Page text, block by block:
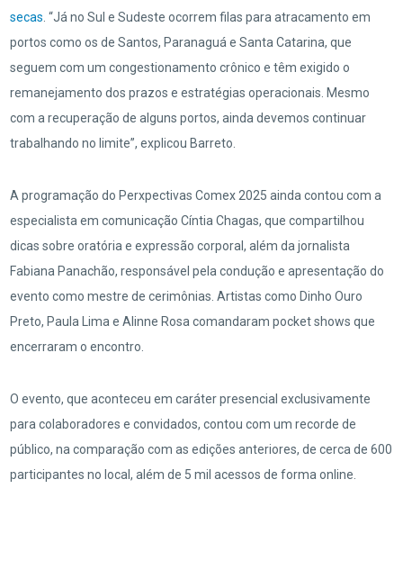
secas. “Já no Sul e Sudeste ocorrem filas para atracamento em
portos como os de Santos, Paranaguá e Santa Catarina, que
seguem com um congestionamento crônico e têm exigido o
remanejamento dos prazos e estratégias operacionais. Mesmo
com a recuperação de alguns portos, ainda devemos continuar
trabalhando no limite”, explicou Barreto.
A programação do Perxpectivas Comex 2025 ainda contou com a
especialista em comunicação Cíntia Chagas, que compartilhou
dicas sobre oratória e expressão corporal, além da jornalista
Fabiana Panachão, responsável pela condução e apresentação do
evento como mestre de cerimônias. Artistas como Dinho Ouro
Preto, Paula Lima e Alinne Rosa comandaram pocket shows que
encerraram o encontro.
O evento, que aconteceu em caráter presencial exclusivamente
para colaboradores e convidados, contou com um recorde de
público, na comparação com as edições anteriores, de cerca de 600
participantes no local, além de 5 mil acessos de forma online.